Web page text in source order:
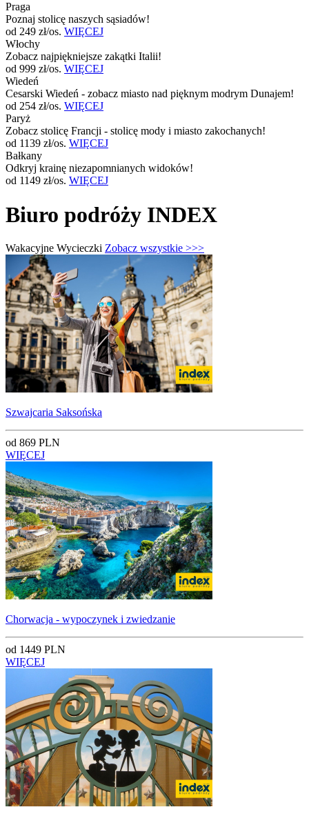
Praga
Poznaj stolicę naszych sąsiadów!
od 249 zł/os. WIĘCEJ
Włochy
Zobacz najpiękniejsze zakątki Italii!
od 999 zł/os. WIĘCEJ
Wiedeń
Cesarski Wiedeń - zobacz miasto nad pięknym modrym Dunajem!
od 254 zł/os. WIĘCEJ
Paryż
Zobacz stolicę Francji - stolicę mody i miasto zakochanych!
od 1139 zł/os. WIĘCEJ
Bałkany
Odkryj krainę niezapomnianych widoków!
od 1149 zł/os. WIĘCEJ
Biuro podróży INDEX
Wakacyjne Wycieczki Zobacz wszystkie >>>
Szwajcaria Saksońska
od 869 PLN
WIĘCEJ
Chorwacja - wypoczynek i zwiedzanie
od 1449 PLN
WIĘCEJ